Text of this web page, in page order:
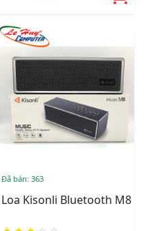
Đã bán: 363
Loa Kisonli Bluetooth M8